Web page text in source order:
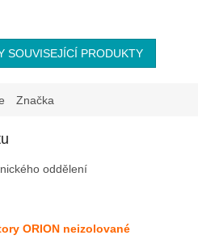
SOUVISEJÍCÍ PRODUKTY
Značka
oddělení
ORION neizolované